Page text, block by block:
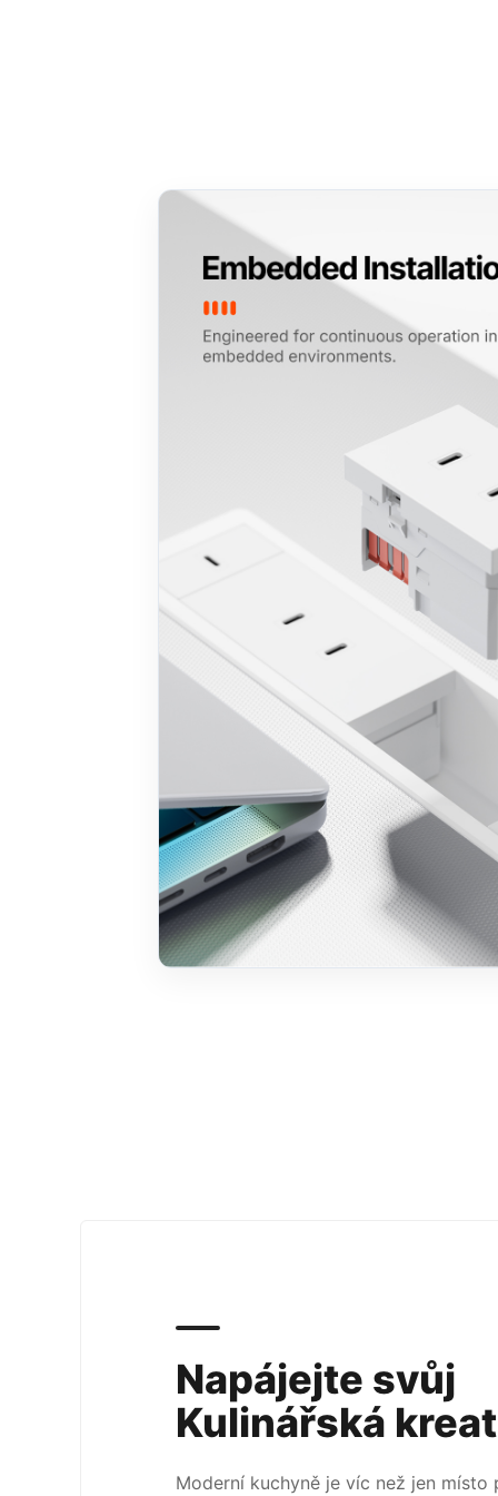
Napájejte svůj
Kulinářská
Moderní kuchyně je víc než jen